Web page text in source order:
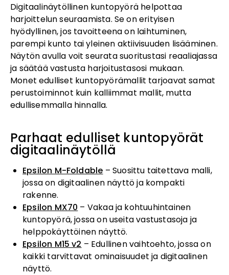
Digitaalinäytöllinen kuntopyörä helpottaa
harjoittelun seuraamista. Se on erityisen
hyödyllinen, jos tavoitteena on laihtuminen,
parempi kunto tai yleinen aktiivisuuden lisääminen.
Näytön avulla voit seurata suoritustasi reaaliajassa
ja säätää vastusta harjoitustasosi mukaan.
Monet edulliset kuntopyörämallit tarjoavat samat
perustoiminnot kuin kalliimmat mallit, mutta
edullisemmalla hinnalla.
Parhaat edulliset kuntopyörät
digitaalinäytöllä
Epsilon M-Foldable – Suosittu taitettava malli,
jossa on digitaalinen näyttö ja kompakti
rakenne.
Epsilon MX70 – Vakaa ja kohtuuhintainen
kuntopyörä, jossa on useita vastustasoja ja
helppokäyttöinen näyttö.
Epsilon M15 v2 – Edullinen vaihtoehto, jossa on
kaikki tarvittavat ominaisuudet ja digitaalinen
näyttö.